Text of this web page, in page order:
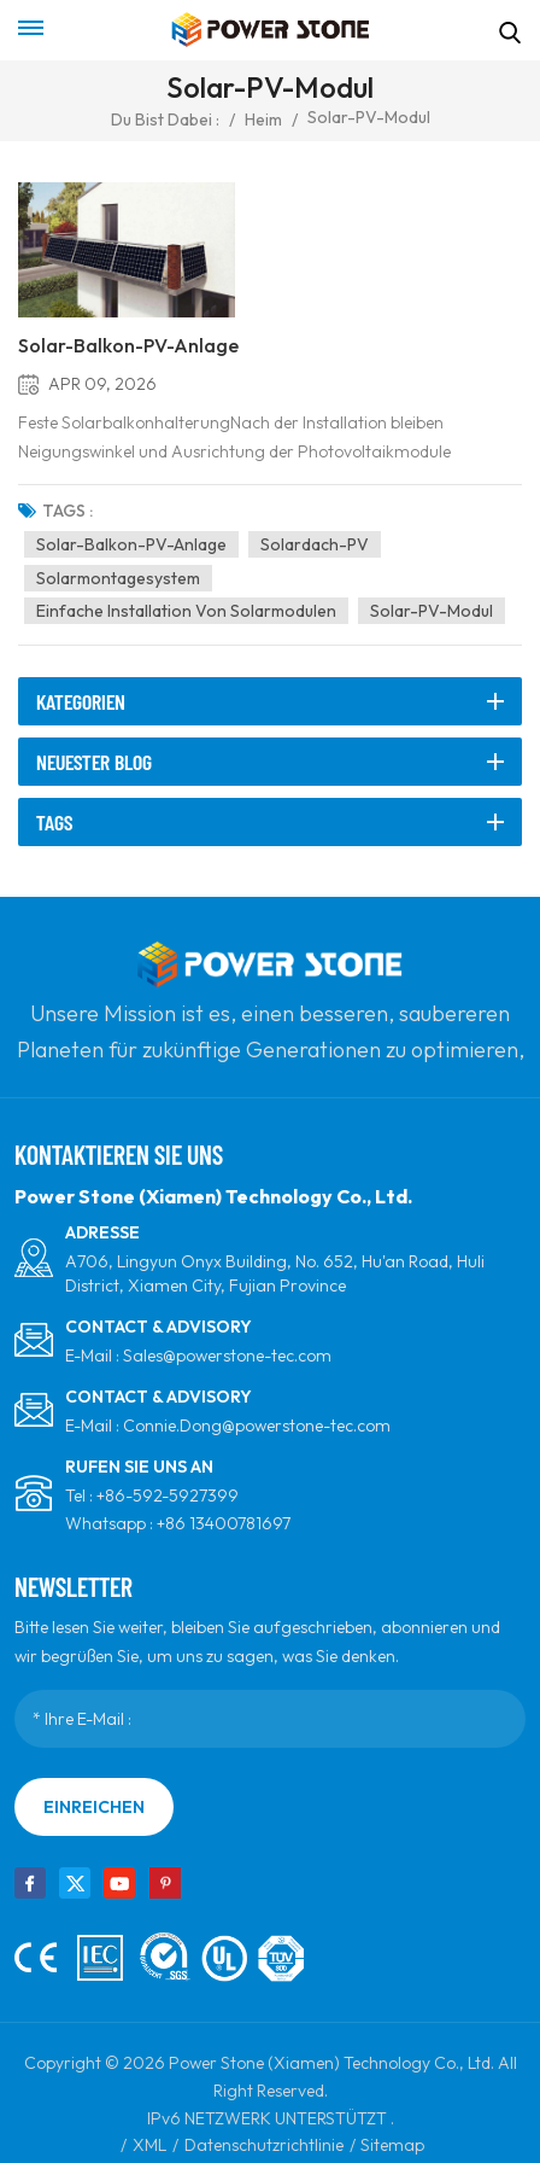
Solar-PV-Modul
Du Bist Dabei : / Heim / Solar-PV-Modul
Solar-Balkon-PV-Anlage
APR 09, 2026
Feste SolarbalkonhalterungNach der Installation bleiben
Neigungswinkel und Ausrichtung der Photovoltaikmodule
unverändert. Der Winkel der Halterung ist voreingestellt oder wird
in einem Arbeitsgang justiert und anschließend fixiert.Verstellbare
SolarbalkonhalterungDas wichtigste tragende Bauteil der...
TAGS :
Solar-Balkon-PV-Anlage
Solardach-PV
Solarmontagesystem
Einfache Installation Von Solarmodulen
Solar-PV-Modul
KATEGORIEN
NEUESTER BLOG
TAGS
Unsere Mission ist es, einen besseren, saubereren
Planeten für zukünftige Generationen zu optimieren,
Energieprodukten und Ihrem vertrauenswürdigsten
globalen Partner für Qualität, Professionalität und
KONTAKTIEREN SIE UNS
Power Stone (Xiamen) Technology Co., Ltd.
ADRESSE
A706, Lingyun Onyx Building, No. 652, Hu'an Road, Huli
District, Xiamen City, Fujian Province
CONTACT & ADVISORY
E-Mail : Sales@powerstone-tec.com
CONTACT & ADVISORY
E-Mail : Connie.Dong@powerstone-tec.com
RUFEN SIE UNS AN
Tel : +86-592-5927399
Whatsapp : +86 13400781697
NEWSLETTER
Bitte lesen Sie weiter, bleiben Sie aufgeschrieben, abonnieren und
wir begrüßen Sie, um uns zu sagen, was Sie denken.
EINREICHEN
Copyright © 2026 Power Stone (Xiamen) Technology Co., Ltd. All
Right Reserved.
IPv6 NETZWERK UNTERSTÜTZT .
/ XML / Datenschutzrichtlinie / Sitemap